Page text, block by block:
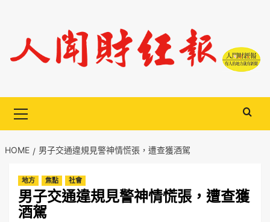
content
Menu
HOME 男子交通違規見警神情慌張，遭查獲酒駕
地方 焦點 社會
男子交通違規見警神情慌張，遭查獲
酒駕